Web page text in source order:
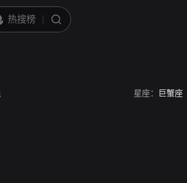
星座：
巨蟹座